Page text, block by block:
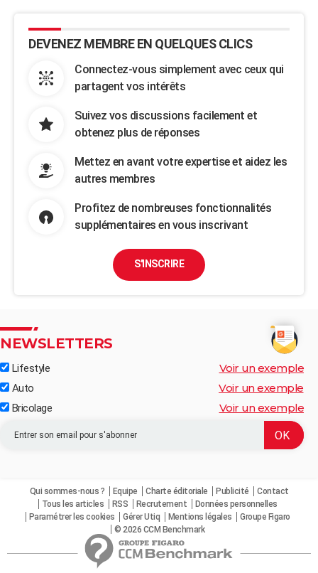
DEVENEZ MEMBRE EN QUELQUES CLICS
Connectez-vous simplement avec ceux qui
partagent vos intérêts
Suivez vos discussions facilement et
obtenez plus de réponses
Mettez en avant votre expertise et aidez les
autres membres
Profitez de nombreuses fonctionnalités
supplémentaires en vous inscrivant
S'INSCRIRE
NEWSLETTERS
Lifestyle Voir un exemple
Auto Voir un exemple
Bricolage Voir un exemple
Qui sommes-nous ? Equipe Charte éditoriale Publicité
Contact
Tous les articles
RSS Recrutement
Données personnelles
Paramétrer les cookies
Gérer Utiq Mentions légales
Groupe Figaro
© 2026 CCM Benchmark